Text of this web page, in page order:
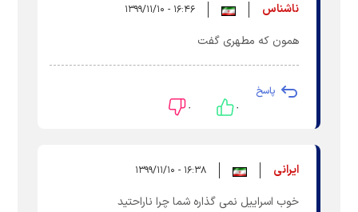
ناشناس ۱۶:۴۶ - ۱۳۹۹/۱۱/۱۰
همون که مطهری گفت
پاسخ
۰ ۰
ایرانی ۱۶:۳۸ - ۱۳۹۹/۱۱/۱۰
خوب اسراییل نمی گذاره شما چرا ناراحتید